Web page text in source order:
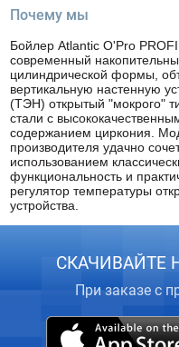
Почему мы
Бойлер Atlantic O'Pro
современный
цилиндрической формы,
вертикальную настенную
(ТЭН) открытый "мокрого"
стали с
содержанием циркония.
производителя удачно
использованием
функциональность и
регулятор температуры
устройства.
При заказе с